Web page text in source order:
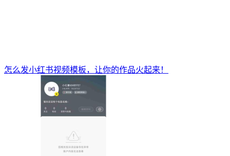
怎么发小红书视频模板，让你的作品火起来！